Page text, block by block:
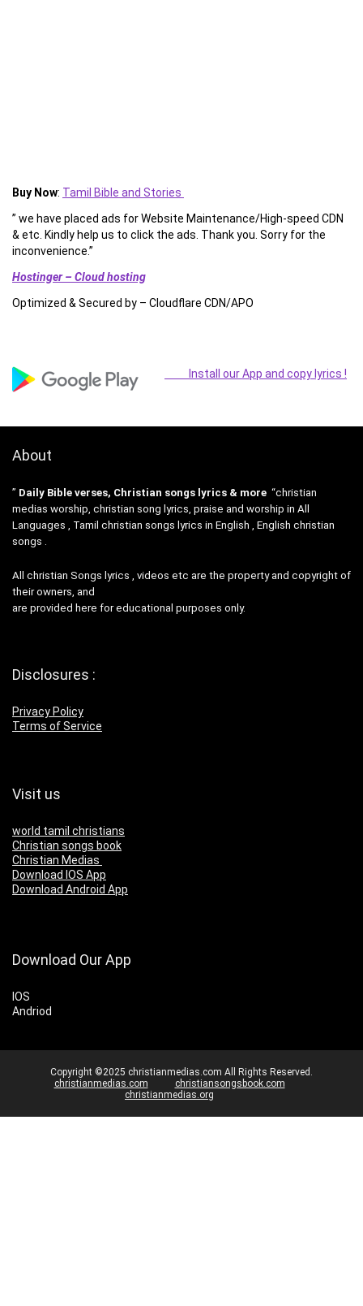
Buy Now: Tamil Bible and Stories
” we have placed ads for Website Maintenance/High-speed CDN
& etc. Kindly help us to click the ads. Thank you. Sorry for the
inconvenience.”
Hostinger – Cloud hosting
Optimized & Secured by – Cloudflare CDN/APO
Install our App and copy lyrics !
About
” Daily Bible verses, Christian songs lyrics & more “christian
medias worship, christian song lyrics, praise and worship in All
Languages , Tamil christian songs lyrics in English , English christian
songs .
All christian Songs lyrics , videos etc are the property and copyright of
their owners, and
are provided here for educational purposes only.
Disclosures :
Privacy Policy
Terms of Service
Visit us
world tamil christians
Christian songs book
Christian Medias
Download IOS App
Download Android App
Download Our App
IOS
Andriod
Copyright ©2025 christianmedias.com All Rights Reserved.
christianmedias.com
christiansongsbook.com
christianmedias.org